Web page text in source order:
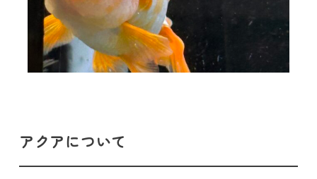
アクアについて